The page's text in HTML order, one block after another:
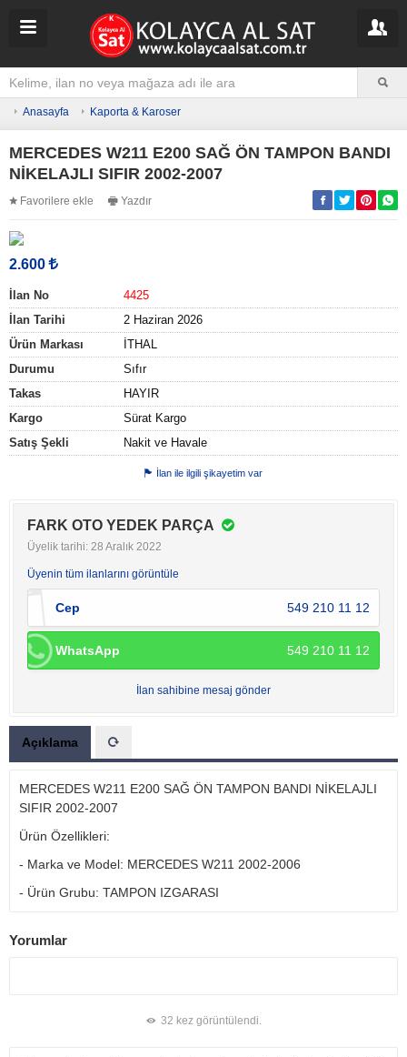
Anasayfa Kaporta & Karoser
MERCEDES W211 E200 SAĞ ÖN TAMPON BANDI
NİKELAJLI SIFIR 2002-2007
Favorilere ekle Yazdır
2.600
İlan No
4425
İlan Tarihi
2 Haziran 2026
Ürün Markası
İTHAL
Durumu
Sıfır
Takas
HAYIR
Kargo
Sürat Kargo
Satış Şekli
Nakit ve Havale
İlan ile ilgili şikayetim var
FARK OTO YEDEK PARÇA
Üyelik tarihi: 28 Aralık 2022
Üyenin tüm ilanlarını görüntüle
Cep 549 210 11 12
WhatsApp 549 210 11 12
İlan sahibine mesaj gönder
Açıklama
MERCEDES W211 E200 SAĞ ÖN TAMPON BANDI NİKELAJLI
SIFIR 2002-2007
Ürün Özellikleri:
- Marka ve Model: MERCEDES W211 2002-2006
- Ürün Grubu: TAMPON IZGARASI
Yorumlar
32 kez görüntülendi.